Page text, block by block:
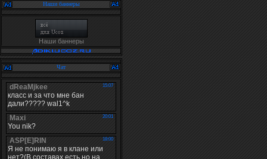
Наши баннеры
Наши баннеры
Чат